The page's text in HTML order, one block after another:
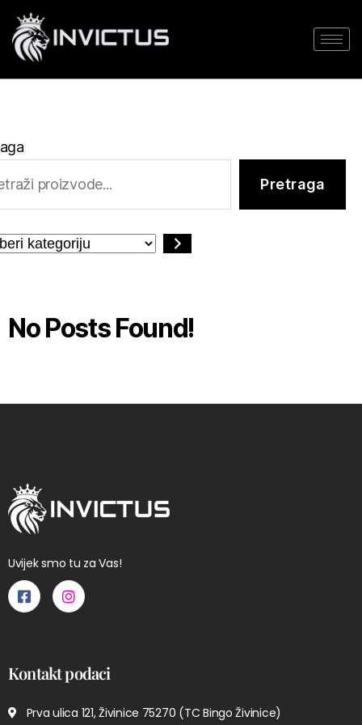
Pretraga
No Posts Found!
Uvijek smo tu za Vas!
Kontakt podaci
Prva ulica 121, Živinice 75270 (TC Bingo Živinice)